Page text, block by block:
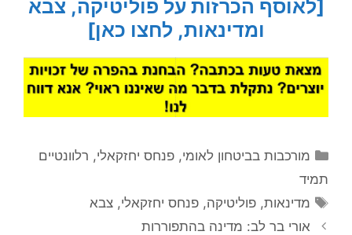
[לאוסף הכרזות על פוליטיקה, צבא
ומדינאות, לחצו כאן]
קטגוריות
מורכבות בביטחון לאומי,פנחס יחזקאלי, רלוונטיים
תמיד
תגיות
מדינאות,פוליטיקה,פנחס יחזקאלי,צבא
אורי בר לב: מדינה בהתפוררות